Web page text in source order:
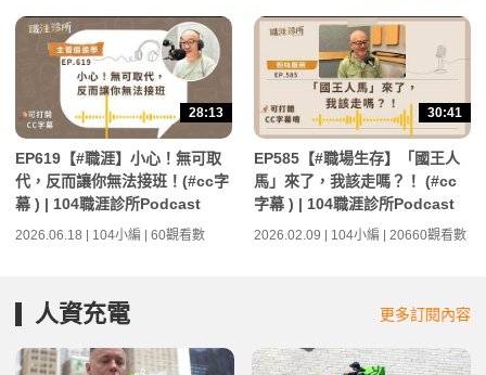
28:13
EP619【#職涯】小心！無可取
代，反而讓你無法接班！(#cc字
幕 ) | 104職涯診所Podcast
2026.06.18 | 104小編 | 60觀看數
30:41
EP585【#職場生存】「國王人
馬」來了，我該走嗎？！ (#cc
字幕 ) | 104職涯診所Podcast
2026.02.09 | 104小編 | 20660觀看數
人資充電 更多訂閱內容